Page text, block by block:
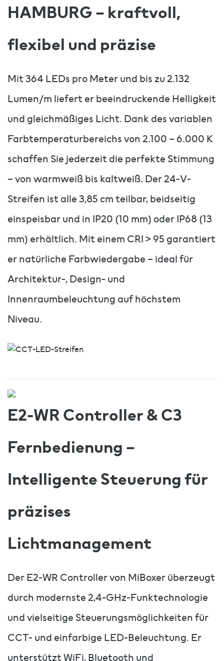
HAMBURG – kraftvoll,
flexibel und präzise
Mit 364 LEDs pro Meter und bis zu 2.132
Lumen/m liefert er beeindruckende Helligkeit
und gleichmäßiges Licht. Dank des variablen
Farbtemperaturbereichs von 2.100 – 6.000 K
schaffen Sie jederzeit die perfekte Stimmung
– von warmweiß bis kaltweiß. Der 24-V-
Streifen ist alle 3,85 cm teilbar, beidseitig
einspeisbar und in IP20 (10 mm) oder IP68 (13
mm) erhältlich. Mit einem CRI > 95 garantiert
er natürliche Farbwiedergabe – ideal für
Architektur-, Design- und
Innenraumbeleuchtung auf höchstem
Niveau.
E2-WR Controller & C3
Fernbedienung –
Intelligente Steuerung für
präzises
Lichtmanagement
Der E2-WR Controller von MiBoxer überzeugt
durch modernste 2,4-GHz-Funktechnologie
und vielseitige Steuerungsmöglichkeiten für
CCT- und einfarbige LED-Beleuchtung. Er
unterstützt WiFi, Bluetooth und